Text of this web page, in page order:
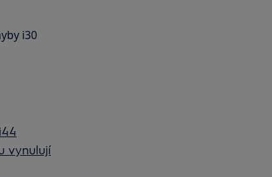
i30
vynulují